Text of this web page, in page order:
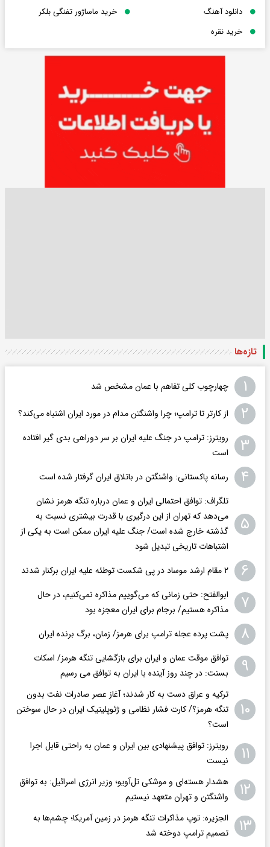
دانلود آهنگ
خرید ماساژور تفنگی بلکر
خرید نقره
تازه‌ها
۱ چهارچوب کلی تفاهم با عمان مشخص شد
۲ از کارتر تا ترامپ؛ چرا واشنگتن مدام در مورد ایران اشتباه می‌کند؟
۳
رویترز: ترامپ در جنگ علیه ایران بر سر دوراهی بدی گیر افتاده
است
۴ رسانه پاکستانی: واشنگتن در باتلاق ایران گرفتار شده است
۵
تلگراف: توافق احتمالی ایران و عمان درباره تنگه هرمز نشان
می‌دهد که تهران از این درگیری با قدرت بیشتری نسبت به
گذشته خارج شده است/ جنگ علیه ایران ممکن است به یکی از
اشتباهات تاریخی تبدیل شود
۶ ۲ مقام‌ ارشد موساد در پی شکست توطئه علیه ایران برکنار شدند
۷
ابوالفتح: حتی زمانی که می‌گوییم مذاکره نمی‌کنیم، در حال
مذاکره هستیم/ برجام برای ایران معجزه بود
۸ پشت پرده عجله ترامپ برای هرمز/ زمان، برگ برنده ایران
۹
توافق موقت عمان و ایران برای بازگشایی تنگه هرمز/ اسکات
بسنت: در چند روز آینده با ایران به توافق می رسیم
۱۰
ترکیه و عراق دست به کار شدند؛ آغاز عصر صادرات نفت بدون
تنگه هرمز؟/ کارت فشار نظامی و ژئوپلیتیک ایران در حال سوختن
است؟
۱۱
رویترز: توافق پیشنهادی بین ایران و عمان به راحتی قابل اجرا
نیست
۱۲
هشدار هسته‌ای و موشکی تل‌آویو؛ وزیر انرژی اسرائیل: به توافق
واشنگتن و تهران متعهد نیستیم
۱۳
الجزیره: توپ مذاکرات تنگه هرمز در زمین آمریکا؛ چشم‌ها به
تصمیم ترامپ دوخته شد